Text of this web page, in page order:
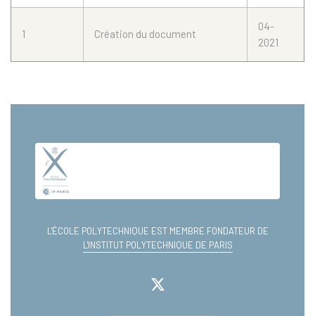
1 Création du document
04-
2021
L'ÉCOLE POLYTECHNIQUE EST MEMBRE FONDATEUR DE
L'INSTITUT POLYTECHNIQUE DE PARIS